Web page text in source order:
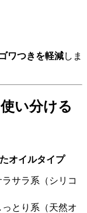
ワつきを軽減しま
い分ける
オイルタイプ
サラ系（シリコ
とり系（天然オ